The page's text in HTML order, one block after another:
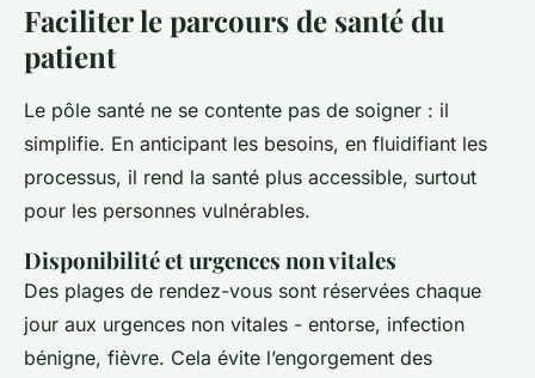
Faciliter le parcours de santé du
patient
Le pôle santé ne se contente pas de soigner : il
simplifie. En anticipant les besoins, en fluidifiant les
processus, il rend la santé plus accessible, surtout
pour les personnes vulnérables.
Disponibilité et urgences non vitales
Des plages de rendez-vous sont réservées chaque
jour aux urgences non vitales - entorse, infection
bénigne, fièvre. Cela évite l’engorgement des